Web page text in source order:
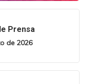
Prensa
de 2026